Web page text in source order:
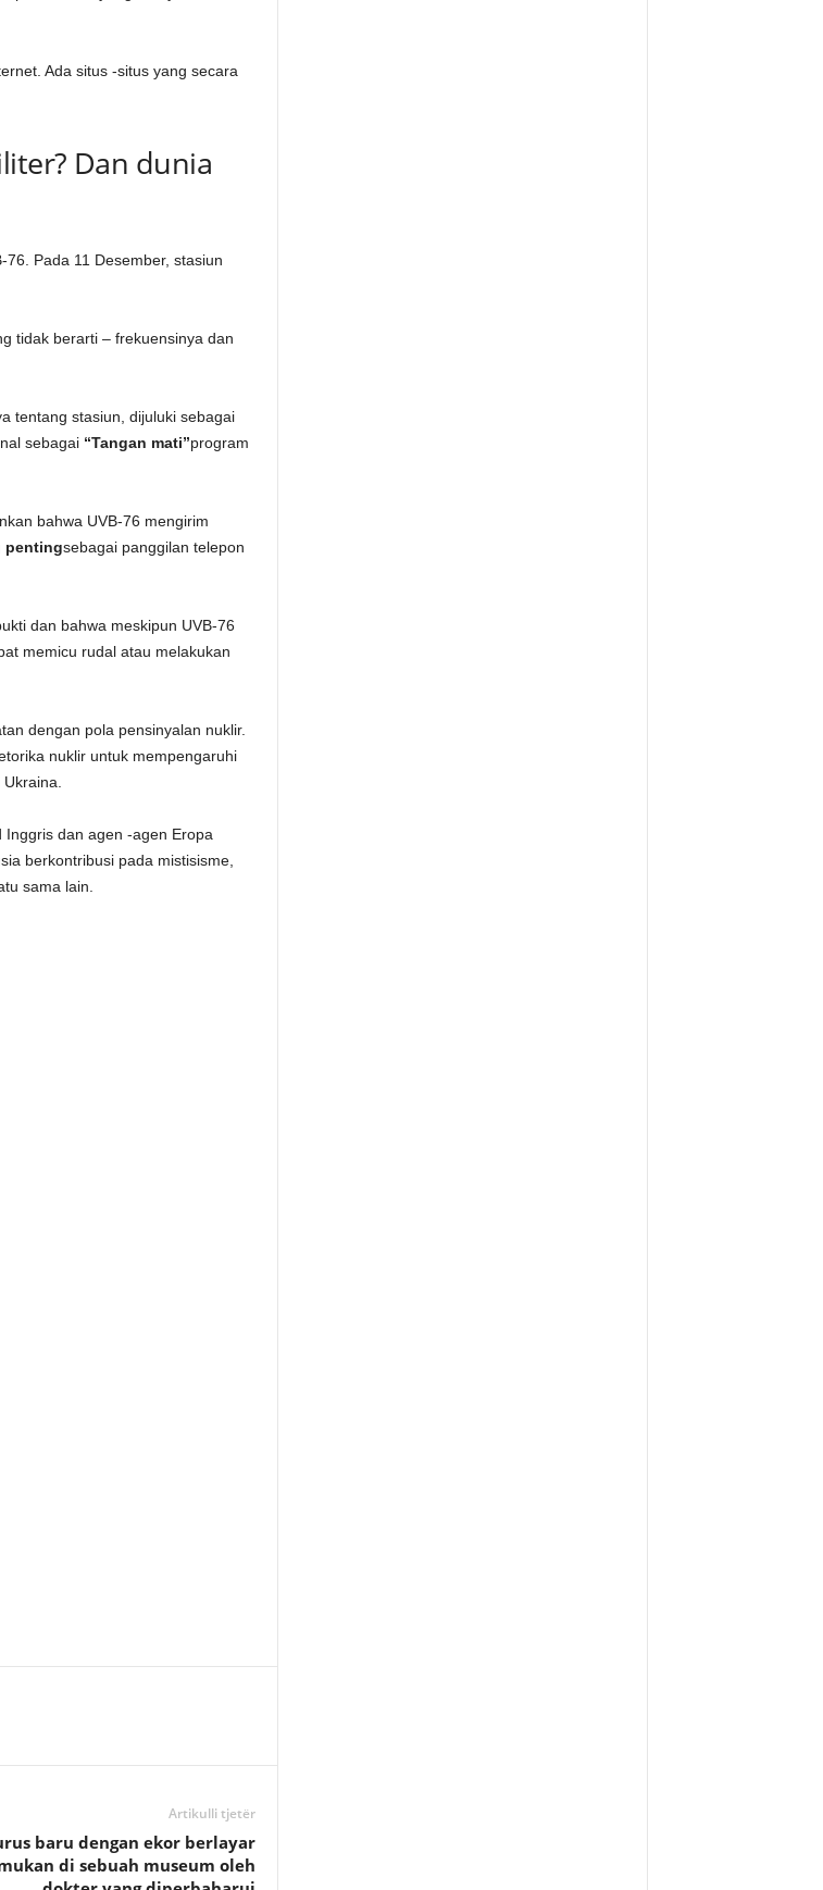
Ada situs -situs yang secara
Dan dunia
Pada 11 Desember, stasiun
tidak berarti – frekuensinya dan
tentang stasiun, dijuluki sebagai
sebagai “Tangan mati”program
bahwa UVB-76 mengirim
pentingsebagai panggilan telepon
dan bahwa meskipun UVB-76
memicu rudal atau melakukan
dengan pola pensinyalan nuklir.
nuklir untuk mempengaruhi
dan agen -agen Eropa
berkontribusi pada mistisisme,
sama lain.
Artikulli tjetër
baru dengan ekor berlayar
di sebuah museum oleh